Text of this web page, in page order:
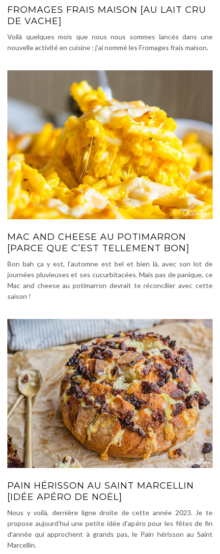
FROMAGES FRAIS MAISON [AU LAIT CRU
DE VACHE]
Voilà quelques mois que nous nous sommes lancés dans une
nouvelle activité en cuisine : j’ai nommé les Fromages frais maison.
MAC AND CHEESE AU POTIMARRON
[PARCE QUE C’EST TELLEMENT BON]
Bon bah ça y est, l’automne est bel et bien là, avec son lot de
journées pluvieuses et ses cucurbitacées. Mais pas de panique, ce
Mac and cheese au potimarron devrait te réconcilier avec cette
saison !
PAIN HÉRISSON AU SAINT MARCELLIN
[IDÉE APÉRO DE NOËL]
Nous y voilà, dernière ligne droite de cette année 2023. Je te
propose aujourd’hui une petite idée d’apéro pour les fêtes de fin
d’année qui approchent à grands pas, le Pain hérisson au Saint
Marcellin.